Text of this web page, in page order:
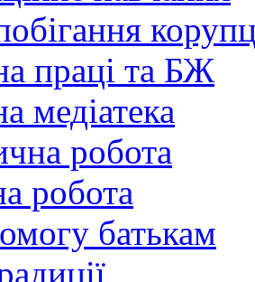
праці та БЖ
медіатека
робота
робота
батькам